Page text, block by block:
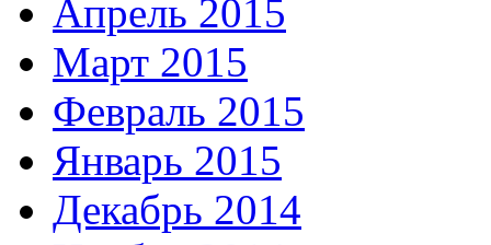
Апрель 2015
Март 2015
Февраль 2015
Январь 2015
Декабрь 2014